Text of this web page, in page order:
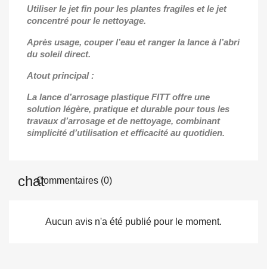
Utiliser le jet fin pour les plantes fragiles et le jet
concentré pour le nettoyage.
Après usage, couper l’eau et ranger la lance à l’abri
du soleil direct.
Atout principal :
La lance d’arrosage plastique FITT offre une
solution légère, pratique et durable pour tous les
travaux d’arrosage et de nettoyage, combinant
simplicité d’utilisation et efficacité au quotidien.
Commentaires (0)
Aucun avis n'a été publié pour le moment.